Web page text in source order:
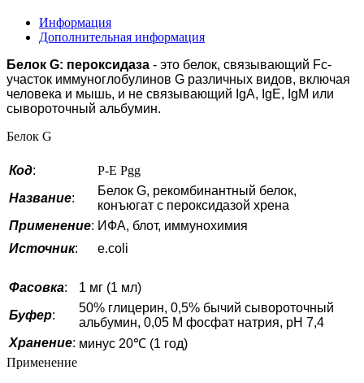
Информация
Дополнительная информация
Белок G: пероксидаза - это белок, связывающий Fc-
участок иммуноглобулинов G различных видов, включая
человека и мышь, и не связывающий IgA, IgE, IgM или
сывороточный альбумин.
Белок G
Код:
P-E Pgg
Название:
Белок G, рекомбинантный белок,
конъюгат с пероксидазой хрена
Применение: ИФА, блот, иммунохимия
Источник: e.coli
Фасовка:
1 мг (1 мл)
Буфер:
50% глицерин, 0,5% бычий сывороточный
альбумин, 0,05 М фосфат натрия, pH 7,4
Хранение: минус 20℃ (1 год)
Применение